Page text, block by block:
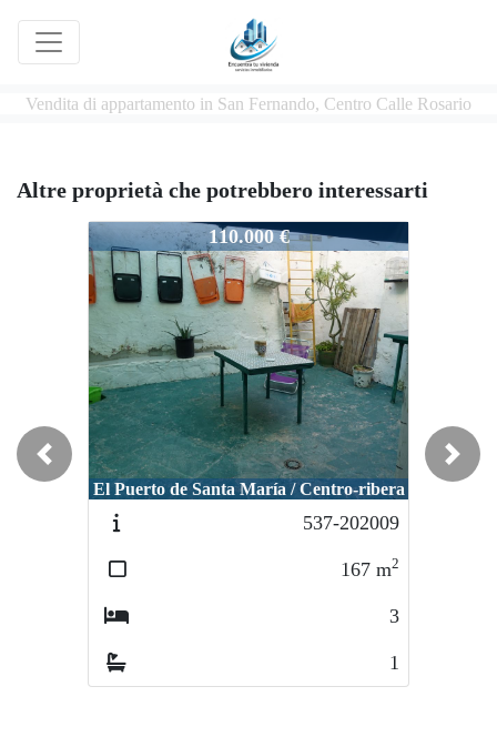
Vendita di appartamento in San Fernando, Centro Calle Rosario
Altre proprietà che potrebbero interessarti
026/24
110.000 €
El Puerto de Santa María / Centro-ribera
537-202009
167 m2
3
1
Previous Next